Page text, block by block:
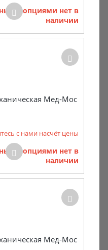
опциями нет в
наличии
Мед-Мос
с нами насчёт цены
опциями нет в
наличии
Мед-Мос